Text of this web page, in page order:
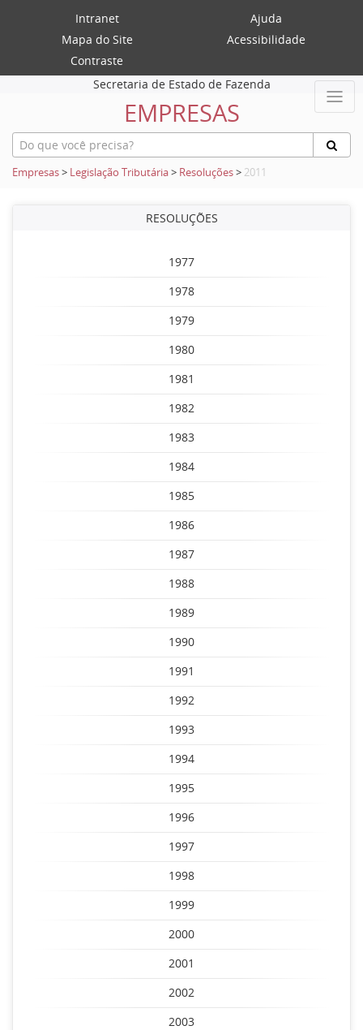
Intranet
Ajuda
Mapa do Site
Acessibilidade
Contraste
Secretaria de Estado de Fazenda
EMPRESAS
Empresas> Legislação Tributária> Resoluções> 2011
RESOLUÇÕES
1977
1978
1979
1980
1981
1982
1983
1984
1985
1986
1987
1988
1989
1990
1991
1992
1993
1994
1995
1996
1997
1998
1999
2000
2001
2002
2003